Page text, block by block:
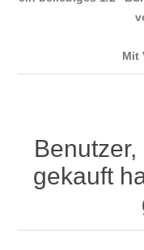
Mit
Benutzer,
gekauft